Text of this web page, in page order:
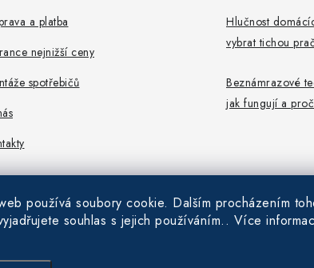
používá soubory cookie. Dalším procházením
souhlas s jejich používáním.. Více
a platba
nejnižší ceny
spotřebičů
Hlučnost
vybrat tichou
Beznámrazové
jak fungují a
2026